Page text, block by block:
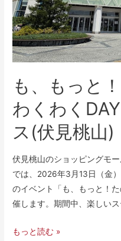
も、もっと
わくわく
ス(伏見桃山)
伏見桃山のショッピングモ
では、2026年3月13日（金
のイベント「も、もっと！
催します。期間中、楽しい
もっと読む »